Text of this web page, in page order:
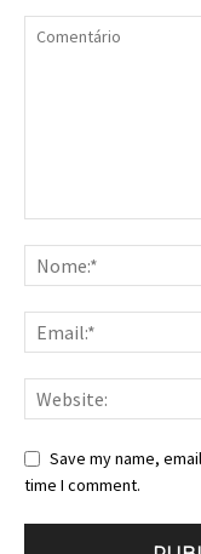
Save my name,
time I comment.